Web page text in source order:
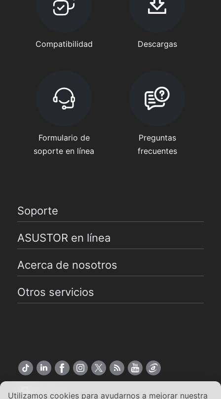
Utilizamos cookies para ayudarnos a mejorar nuestra
Compatibilidad Descargas
Formulario de
soporte en línea
Preguntas
frecuentes
Soporte
ASUSTOR en línea
Acerca de nosotros
Otros servicios
Español